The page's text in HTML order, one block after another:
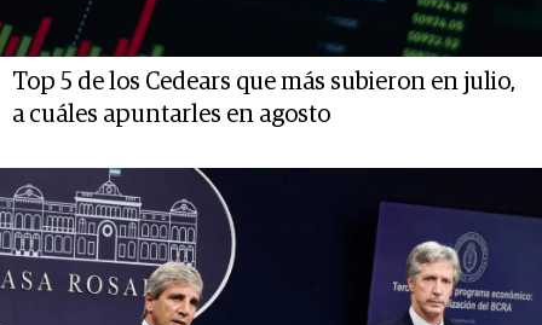
Top 5 de los Cedears que más subieron en julio,
a cuáles apuntarles en agosto